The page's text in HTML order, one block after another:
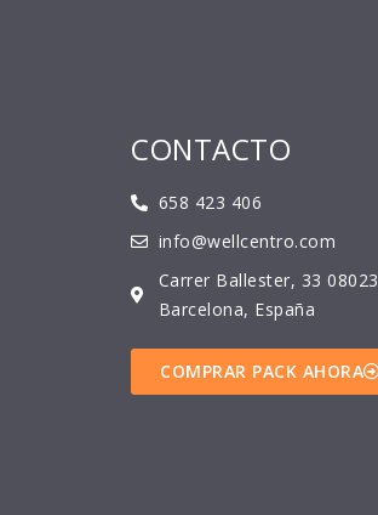
CONTACTO
658 423 406
info@wellcentro.com
Carrer Ballester, 33 08023
Barcelona, España
COMPRAR PACK AHORA